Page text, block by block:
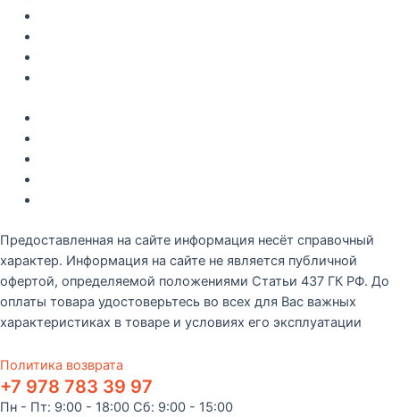
Предоставленная на сайте информация несёт справочный
характер. Информация на сайте не является публичной
офертой, определяемой положениями Статьи 437 ГК РФ. До
оплаты товара удостоверьтесь во всех для Вас важных
характеристиках в товаре и условиях его эксплуатации
Политика возврата
+7 978 783 39 97
Пн - Пт: 9:00 - 18:00 Сб: 9:00 - 15:00